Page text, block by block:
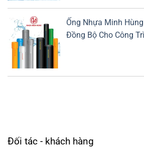
Ống Nhựa Minh
Đồng Bộ Cho Công
Đối tác - khách hàng